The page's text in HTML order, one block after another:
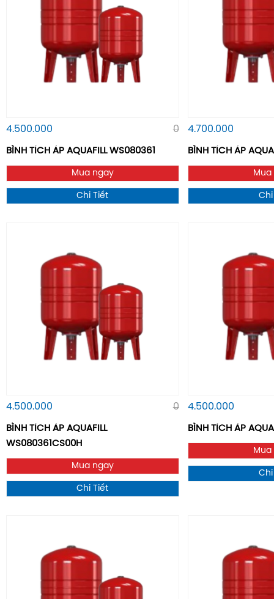
4.500.000 0
BÌNH TÍCH ÁP AQUAFILL WS080361
Mua ngay
Chi Tiết
4.700.000
BÌNH TÍCH ÁP
Mua
4.500.000 0
BÌNH TÍCH ÁP AQUAFILL
WS080361CS00H
Mua ngay
Chi Tiết
4.500.000
BÌNH TÍCH ÁP